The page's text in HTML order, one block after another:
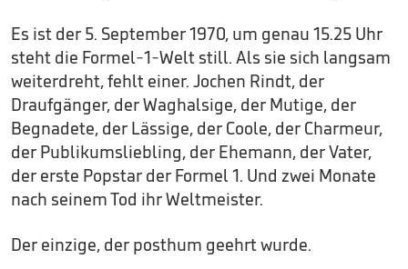
Es ist der 5. September 1970, um genau 15.25 Uhr
steht die Formel-1-Welt still. Als sie sich langsam
weiterdreht, fehlt einer. Jochen Rindt, der
Draufgänger, der Waghalsige, der Mutige, der
Begnadete, der Lässige, der Coole, der Charmeur,
der Publikumsliebling, der Ehemann, der Vater,
der erste Popstar der Formel 1. Und zwei Monate
nach seinem Tod ihr Weltmeister.
Der einzige, der posthum geehrt wurde.